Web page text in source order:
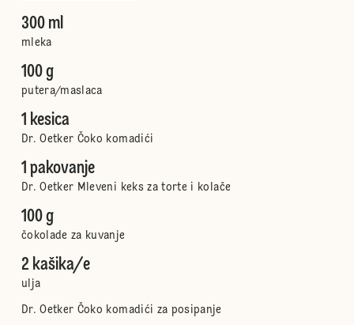
300 ml
mleka
100 g
putera/maslaca
1 kesica
Dr. Oetker Čoko komadići
1 pakovanje
Dr. Oetker Mleveni keks za torte i kolače
100 g
čokolade za kuvanje
2 kašika/e
ulja
Dr. Oetker Čoko komadići za posipanje